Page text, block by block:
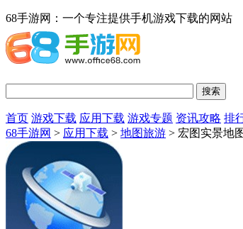
68手游网：一个专注提供手机游戏下载的网站
首页 游戏下载 应用下载 游戏专题 资讯攻略 排
68手游网 > 应用下载 > 地图旅游 > 宏图实景地